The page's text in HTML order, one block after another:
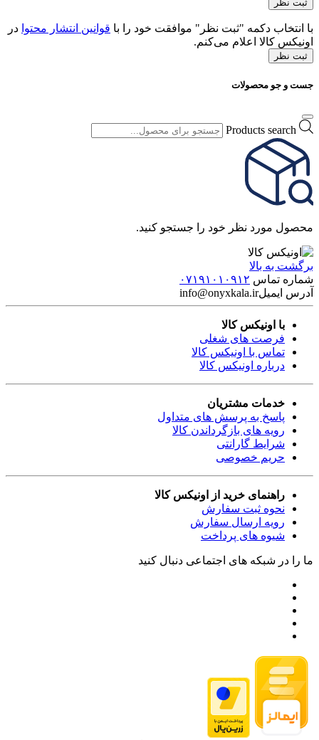
با انتخاب دکمه "ثبت نظر" موافقت خود را با قوانین انتشار محتوا در
اونیکس کالا اعلام می‌کنم.
ثبت نظر
جست و جو محصولات
Products search
محصول مورد نظر خود را جستجو کنید.
برگشت به بالا
شماره تماس ۰۷۱۹۱۰۱۰۹۱۲
آدرس ایمیلinfo@onyxkala.ir
با اونیکس کالا
فرصت های شغلی
تماس با اونیکس کالا
درباره اونیکس کالا
خدمات مشتریان
پاسخ به پرسش های متداول
رویه های بازگرداندن کالا
شرایط گارانتی
حریم خصوصی
راهنمای خرید از اونیکس کالا
نحوه ثبت سفارش
رویه ارسال سفارش
شیوه های پرداخت
ما را در شبکه های اجتماعی دنبال کنید